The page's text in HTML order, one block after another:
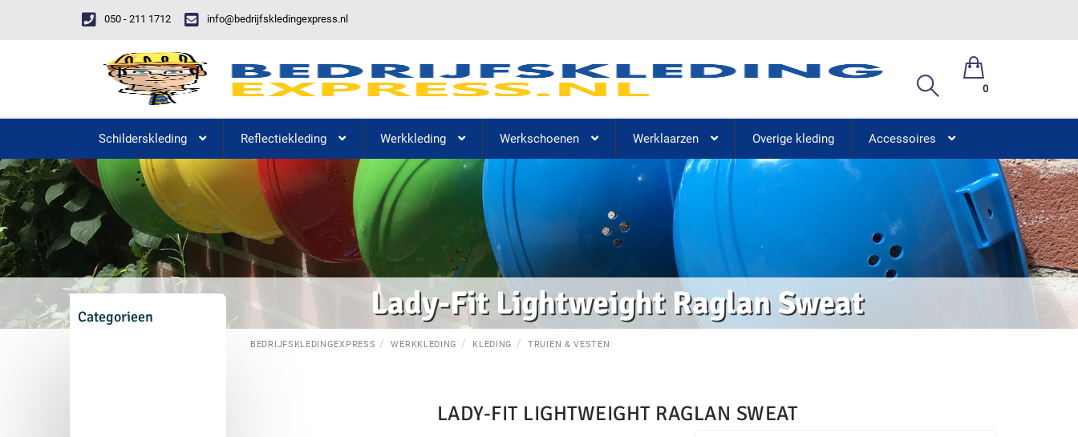
050 - 211 1712 info@bedrijfskledingexpress.nl
0
Schilderskleding Reflectiekleding Werkkleding Werkschoenen Werklaarzen Overige kleding Accessoires
Lady-Fit Lightweight Raglan Sweat
BEDRIJFSKLEDINGEXPRESS WERKKLEDING KLEDING TRUIEN & VESTEN
LADY-FIT LIGHTWEIGHT RAGLAN SWEAT
Categorieen